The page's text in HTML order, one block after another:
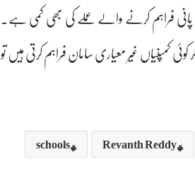
پانی فراہم کرنے والے عملے کی بھی کمی ہے۔
غیر معیاری سامان فراہم کرتی ہیں تو
Revanth Reddy
schools